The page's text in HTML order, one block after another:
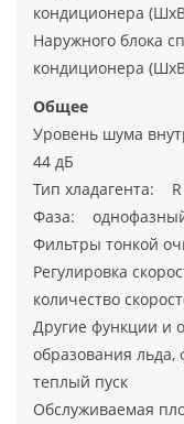
кондиционера
Наружного блока
кондиционера
Общее
Уровень шума
44 дБ
Тип хладагента: R
Фаза:
Фильтры тонкой
Регулировка
количество
Другие функции и
образования льда,
теплый пуск
Обслуживаемая